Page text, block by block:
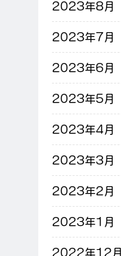
2023年8月
2023年7月
2023年6月
2023年5月
2023年4月
2023年3月
2023年2月
2023年1月
2022年12月